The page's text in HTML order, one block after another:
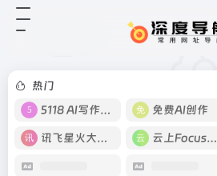
热门
5118 AI写作工具
免费AI创作
讯飞星火大模型 云上Focus接码
能，以及许多其他功能，包括复制粘
贴原创性检查，批量搜索，私有索
务更强大的抄袭检测功能，以及许
多...